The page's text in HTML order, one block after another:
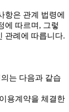
항은 관계 법령에
에 따르며, 그렇
관례에 따릅니다.
는 다음과 같습
용계약을 체결한